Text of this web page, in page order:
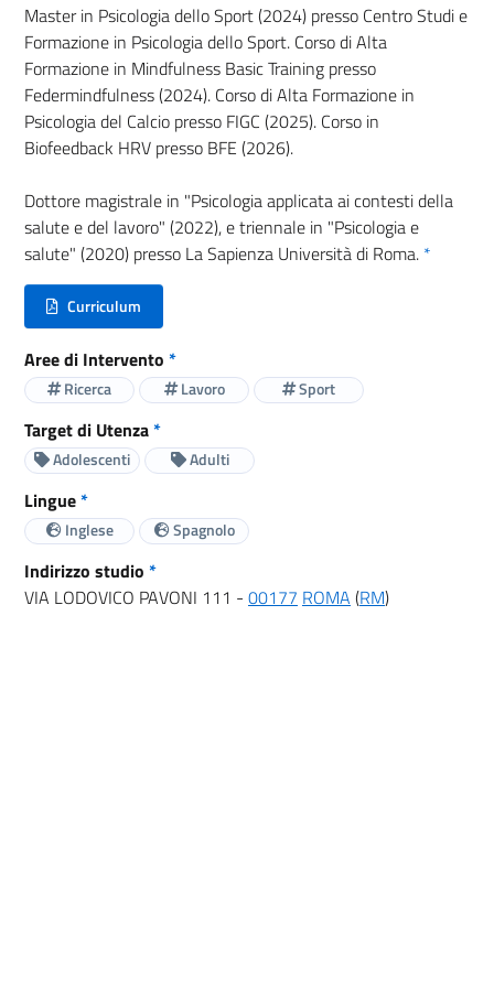
Master in Psicologia dello Sport (2024) presso Centro Studi e
Formazione in Psicologia dello Sport. Corso di Alta
Formazione in Mindfulness Basic Training presso
Federmindfulness (2024). Corso di Alta Formazione in
Psicologia del Calcio presso FIGC (2025). Corso in
Biofeedback HRV presso BFE (2026).
Dottore magistrale in "Psicologia applicata ai contesti della
salute e del lavoro" (2022), e triennale in "Psicologia e
salute" (2020) presso La Sapienza Università di Roma. *
Curriculum
(nuova scheda - new tab)
Aree di Intervento *
Ricerca Lavoro Sport
Target di Utenza*
Adolescenti Adulti
Lingue*
Inglese Spagnolo
Indirizzo studio *
VIA LODOVICO PAVONI 111 - 00177 ROMA (RM)